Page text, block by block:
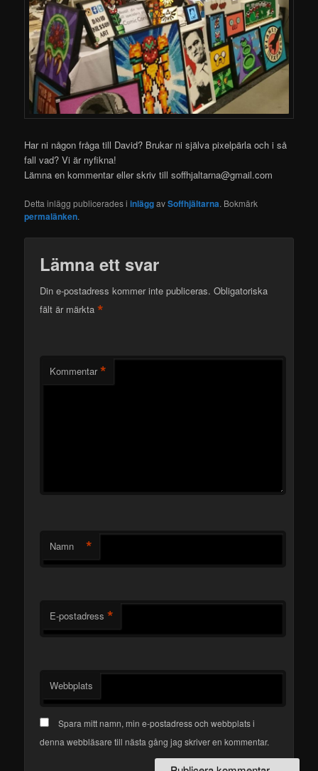
Har ni någon fråga till David? Brukar ni själva pixelpärla och i så
fall vad? Vi är nyfikna!
Lämna en kommentar eller skriv till soffhjaltarna@gmail.com
Detta inlägg publicerades iinläggavSoffhjältarna. Bokmärk
permalänken.
Lämna ett svar
Din e-postadress kommer inte publiceras. Obligatoriska
fält är märkta*
Kommentar *
Namn *
E-postadress *
Webbplats
Spara mitt namn, min e-postadress och webbplats i
denna webbläsare till nästa gång jag skriver en kommentar.